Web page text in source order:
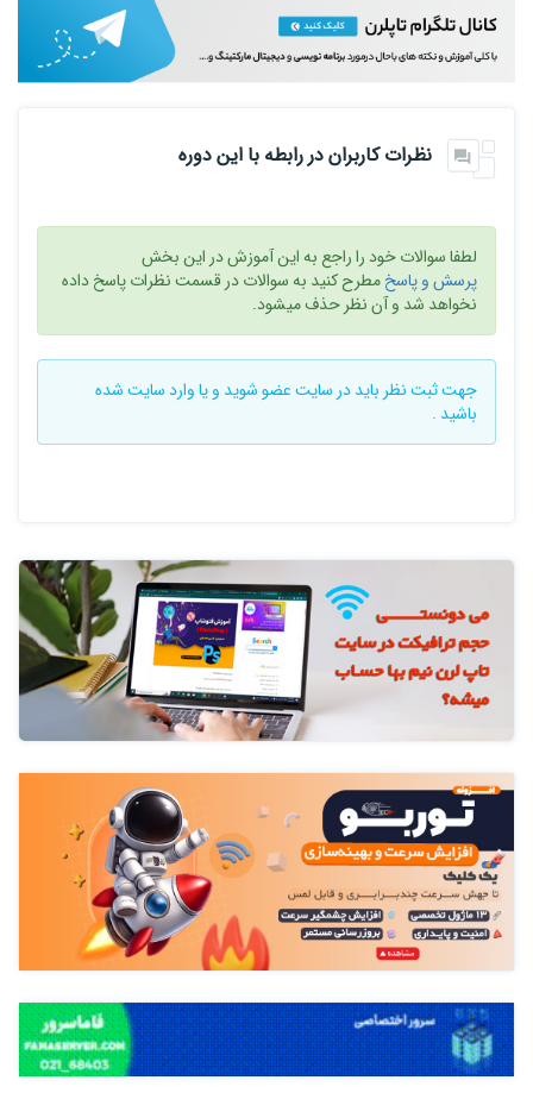
این دوره فرصتی عالی برای یادگیری یکی از پرکاربردترین و مهم‌ترین
مهارت‌های علم داده است. با توجه به افزایش قیمت مسکن و اهمیت
پیش‌بینی دقیق، داشتن مهارت پیش‌بینی قیمت خانه می‌تواند شما را در
این دوره برای هر کسی که علاقه‌مند به ورود به دنیای تحلیل داده و
سرفصل های دوره
· آشنایی با پایتون برای تحلیل داده
learn)
کار با داده‌ها در پایتون: خواندن، نوشتن و پردازش داده‌ها
· پیش‌پردازش داده‌ها
تمیز کردن داده‌ها (پاکسازی داده‌های پرت، حذف داده‌های ناقص)
بررسی داده‌های گمشده و روش‌های برخورد با آن‌ها
تبدیل داده‌های متنی به عددی (Label Encoding, One-Hot
Encoding)
مقیاس‌بندی داده‌ها (Normalization, Standardization)
· تحلیل اکتشافی داده‌ها (EDA)
تحلیل توصیفی و آماری داده‌ها
نظرات کاربران در رابطه با این دوره
لطفا سوالات خود را راجع به این آموزش در این بخش
پرسش و پاسخمطرح کنید به سوالات در قسمت نظرات پاسخ داده
نخواهد شد و آن نظر حذف میشود.
جهت ثبت نظر باید در سایتعضو شوید و یاوارد سایتشده
باشید .